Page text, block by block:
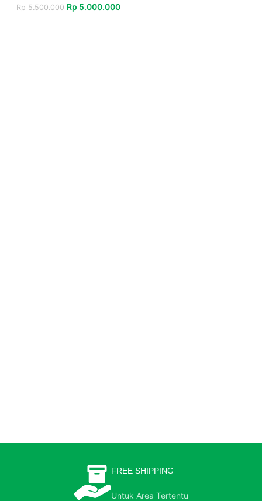
Rp5.500.000 Rp 5.000.000
FREE SHIPPING
Untuk Area Tertentu